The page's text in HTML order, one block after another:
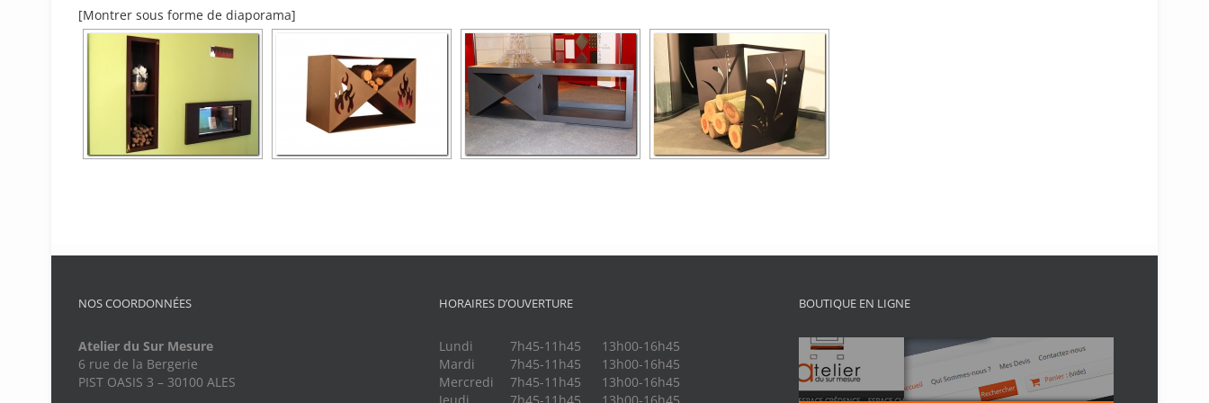
[Montrer sous forme de diaporama]
NOS COORDONNÉES
Atelier du Sur Mesure
6 rue de la Bergerie
PIST OASIS 3 – 30100 ALES
HORAIRES D’OUVERTURE
Lundi 7h45-11h45
13h00-16h45
Mardi
7h45-11h45
13h00-16h45
Mercredi
7h45-11h45
13h00-16h45
BOUTIQUE EN LIGNE